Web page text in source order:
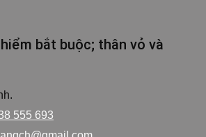
bắt buộc; thân vỏ và
555 693